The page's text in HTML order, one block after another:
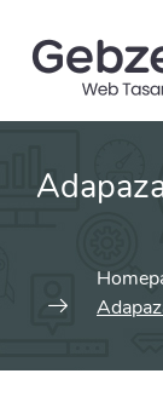
content